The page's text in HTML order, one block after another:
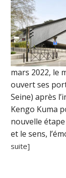
mars 2022, le
ouvert ses
Seine) après
Kengo Kuma
nouvelle
et le sens,
suite]